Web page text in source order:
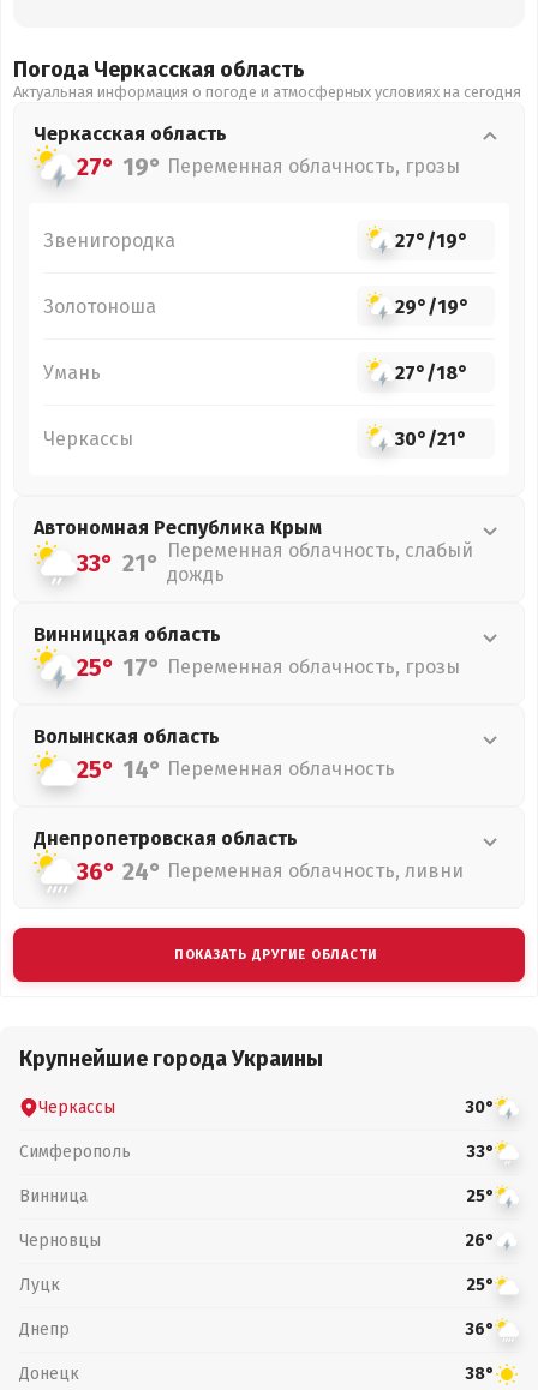
Погода Черкасская область
Актуальная информация о погоде и атмосферных условиях на сегодня
Черкасская область
27° 19° Переменная облачность, грозы
Звенигородка 27°/19°
Золотоноша 29°/19°
Умань 27°/18°
Черкассы 30°/21°
Автономная Республика Крым
33° 21° Переменная облачность, слабый
дождь
Винницкая область
25° 17° Переменная облачность, грозы
Волынская область
25° 14° Переменная облачность
Днепропетровская область
36° 24° Переменная облачность, ливни
ПОКАЗАТЬ ДРУГИЕ ОБЛАСТИ
Крупнейшие города Украины
Черкассы 30°
Симферополь 33°
Винница 25°
Черновцы 26°
Луцк 25°
Днепр 36°
Донецк 38°